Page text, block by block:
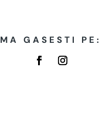
MA GASESTI PE: